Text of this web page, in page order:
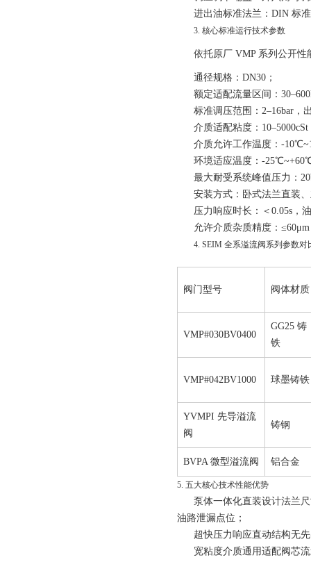
进出油标准法兰 ：DIN 标
3. 核心标准运行技术参数
依托原厂 VMP 系列公开性
通径规格：DN30；
额定适配流量区间：
标准调压范围：2–16bar，
介质适配粘度：
介质允许工作温度：-
环境适应温度：-
最大耐受系统峰值压力：
安装方式：卧式法兰直装
压力响应时长：＜0.05s，
允许介质杂质精度：
4. SEIM 全系溢流阀系列参数对
阀门型号 阀体材质
VMP#030BV0400
GG25 铸
铁
VMP#042BV1000 球墨铸铁
YVMPI 先导溢流
阀
铸钢
BVPA 微型溢流阀 铝合金
5. 五大核心技术性能优势
泵体一体化直装设计法兰
油路泄漏点位；
超快压力响应直动结构无
宽粘度介质通用适配阀芯